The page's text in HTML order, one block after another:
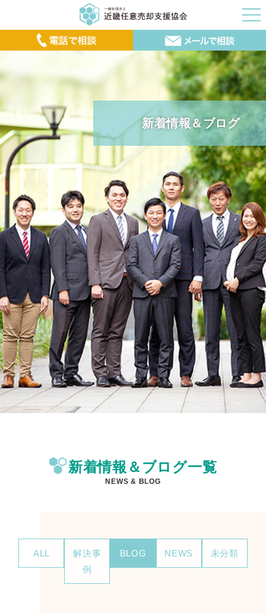
新着情報＆ブログ
新着情報＆ブログ一覧
NEWS & BLOG
ALL
解決事
例
BLOG NEWS 未分類